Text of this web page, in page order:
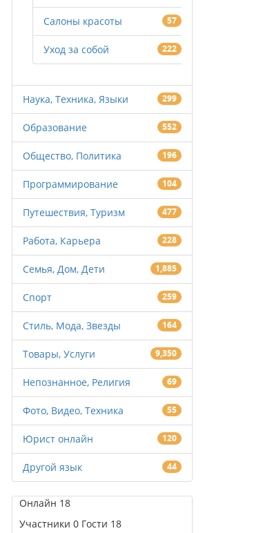
Салоны красоты 57
Уход за собой 222
Наука, Техника, Языки 299
Образование 552
Общество, Политика 196
Программирование 104
Путешествия, Туризм 477
Работа, Карьера 228
Семья, Дом, Дети 1,885
Спорт 259
Стиль, Мода, Звезды 164
Товары, Услуги 9,350
Непознанное, Религия 69
Фото, Видео, Техника 55
Юрист онлайн 120
Другой язык 44
Онлайн 18
Участники 0Гости 18